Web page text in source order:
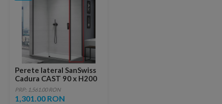
Perete lateral SanSwiss
Cadura CAST 90 x H200
cm profil negru mat
PRP: 1,561.00 RON
1,301.00 RON